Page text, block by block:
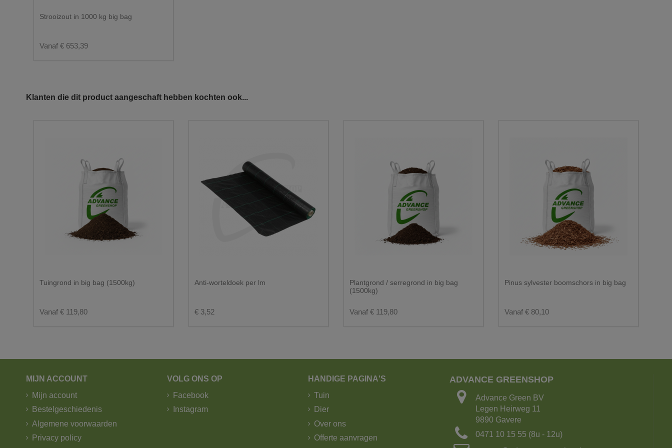
Gezien het gewicht van de vrachtwagen leveren wij enkel op een voldoende verharde ondergrond
Er moet voldoende ruimte zijn om de big bags te kunnen plaatsen.
Hou ook rekening met overhangende kabels en takken.
Voor big bags hoeft u niet thuis te zijn. U kan ons steeds aangeven waar de big bags geplaatst dienen te worden.
Let wel op dat de plaats waar de big bags dienen afgezet te worden, toegankelijk is voor onze chauffeur.
Op vakantieparken leveren wij enkel tot aan de toegang van het park.
U wenst graag een levering via de pakjesdienst?
Zichtdoeken en afschermdoeken worden verzonden door GLS.
1. Standaard levering - trekker - kipoplegger met kraan.
Strooizout in 1000 kg big bag
Vanaf € 653,39
Klanten die dit product aangeschaft hebben kochten ook...
Tuingrond in big bag (1500kg)
Vanaf € 119,80
Anti-worteldoek per lm
€ 3,52
Plantgrond / serregrond in big bag
(1500kg)
Vanaf € 119,80
Pinus sylvester boomschors in big bag
Vanaf € 80,10
MIJN ACCOUNT
Mijn account
Bestelgeschiedenis
Algemene voorwaarden
Privacy policy
VOLG ONS OP
Facebook
Instagram
HANDIGE PAGINA'S
Tuin
Dier
Over ons
Offerte aanvragen
ADVANCE GREENSHOP
Advance Green BV
Legen Heirweg 11
9890 Gavere
0471 10 15 55 (8u - 12u)